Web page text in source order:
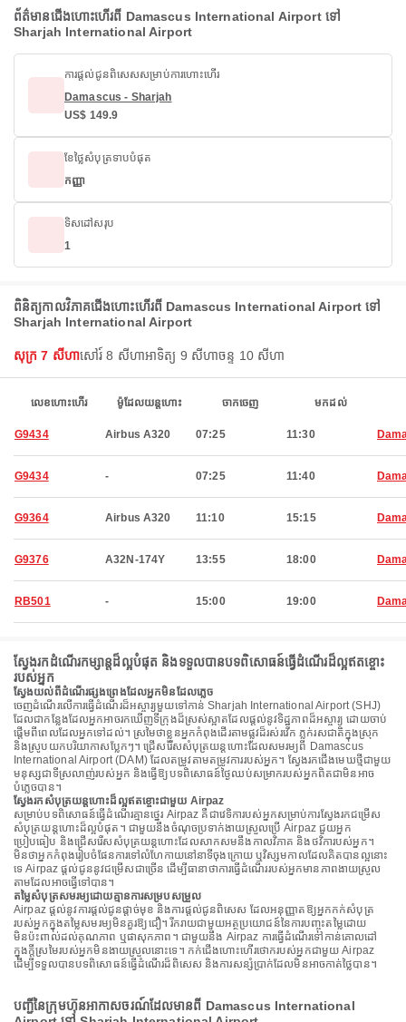
ព័ត៌មានជើងហោះហើរពី Damascus International Airport ទៅ
Sharjah International Airport
ការផ្តល់ជូនពិសេសសម្រាប់ការហោះហើរ
Damascus - Sharjah
US$ 149.9
ខែថ្លៃសំបុត្រទាបបំផុត
កញ្ញា
ទិសដៅសរុប
1
ពិនិត្យកាលវិភាគជើងហោះហើរពី Damascus International Airport ទៅ
Sharjah International Airport
សុក្រ 7 សីហាសៅរ៍ 8 សីហាអាទិត្យ 9 សីហាចន្ទ 10 សីហា
លេខហោះហើរ ម៉ូដែលយន្តហោះ ចាកចេញ មកដល់
G9434 Airbus A320 07:25 11:30
G9434 - 07:25 11:40
G9364 Airbus A320 11:10 15:15
G9376 A32N-174Y 13:55 18:00
RB501 - 15:00 19:00
ស្វែងរកដំណើរកម្សាន្តដ៏ល្អបំផុត និងទទួលបានបទពិសោធន៍ធ្វើដំណើរដ៏ល្អឥតខ្ចោះ
របស់អ្នក
ស្វែងយល់ពីដំណើរផ្សងព្រេងដែលអ្នកមិនដែលភ្លេច
ចេញដំណើរលើការធ្វើដំណើរដ៏អស្ចារ្យមួយទៅកាន់ Sharjah International Airport (SHJ)
ដែលជាកន្លែងដែលអ្នកអាចរកឃើញទីក្រុងដ៏ស្រស់ស្អាតដែលផ្តល់នូវទិដ្ឋភាពដ៏អស្ចារ្យ ដោយចាប់
ផ្តើមពីពេលដែលអ្នកទៅដល់។ ស្រមៃថាខ្លួនអ្នកកំពុងដើរតាមផ្លូវដ៏រស់រវើក ភ្លក់រសជាតិក្នុងស្រុក
និងស្រូបយកបរិយាកាសប្លែកៗ។ ជ្រើសរើសសំបុត្រយន្តហោះដែលសមរម្យពី Damascus
International Airport (DAM) ដែលតម្រូវតាមតម្រូវការរបស់អ្នក។ ស្វែងរកជើងមេឃថ្មីជាមួយ
មនុស្សជាទីស្រលាញ់របស់អ្នក និងធ្វើឱ្យបទពិសោធន៍ថ្ងៃឈប់សម្រាករបស់អ្នកពិតជាមិនអាច
បំភ្លេចបាន។
ស្វែងរកសំបុត្រយន្តហោះដ៏ល្អឥតខ្ចោះជាមួយ Airpaz
សម្រាប់បទពិសោធន៍ធ្វើដំណើរគ្មានថ្នេរ Airpaz គឺជាវេទិការបស់អ្នកសម្រាប់ការស្វែងរកជម្រើស
សំបុត្រយន្តហោះដ៏ល្អបំផុត។ ជាមួយនឹងចំណុចប្រទាក់ងាយស្រួលប្រើ Airpaz ជួយអ្នក
ប្រៀបធៀប និងជ្រើសរើសសំបុត្រយន្តហោះដែលសាកសមនឹងកាលវិភាគ និងថវិការបស់អ្នក។
មិនថាអ្នកកំពុងរៀបចំផែនការទៅលំហែកាយនៅនាទីចុងក្រោយ ឬវិស្សមកាលដែលគិតបានល្អនោះ
ទេ Airpaz ផ្តល់ជូននូវជម្រើសជាច្រើន ដើម្បីធានាថាការធ្វើដំណើររបស់អ្នកមានភាពងាយស្រួល
តាមដែលអាចធ្វើទៅបាន។
តម្លៃសំបុត្រសមរម្យដោយគ្មានការសម្របសម្រួល
Airpaz ផ្តល់នូវការផ្តល់ជូនផ្តាច់មុខ និងការផ្តល់ជូនពិសេស ដែលអនុញ្ញាតឱ្យអ្នកកក់សំបុត្រ
របស់អ្នកក្នុងតម្លៃសមរម្យមិនគួរឱ្យជឿ។ រីករាយជាមួយអត្ថប្រយោជន៍នៃការបញ្ចុះតម្លៃដោយ
មិនប៉ះពាល់ដល់គុណភាព ឬផាសុកភាព។ ជាមួយនឹង Airpaz ការធ្វើដំណើរទៅកាន់គោលដៅ
ក្នុងក្តីស្រមៃរបស់អ្នកមិនងាយស្រួលនោះទេ។ កក់ជើងហោះហើរថោករបស់អ្នកជាមួយ Airpaz
ដើម្បីទទួលបានបទពិសោធន៍ធ្វើដំណើរដ៏ពិសេស និងការសន្សំប្រាក់ដែលមិនអាចកាត់ថ្លៃបាន។
បញ្ជីនៃក្រុមហ៊ុនអាកាសចរណ៍ដែលមានពី Damascus International